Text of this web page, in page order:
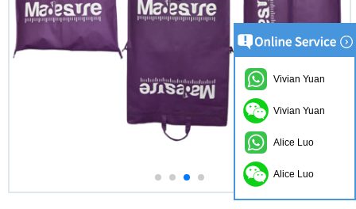
Vivian Yuan
Vivian Yuan
Alice Luo
Alice Luo